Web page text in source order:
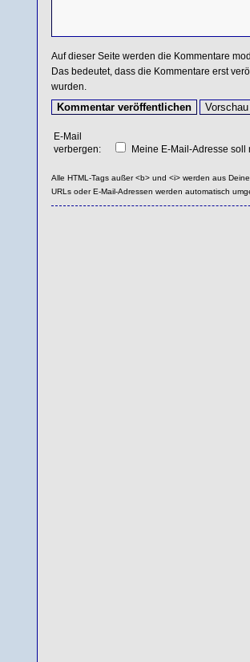
Auf dieser Seite werden die Kommentare
Das bedeutet, dass die Kommentare erst
wurden.
E-Mail
verbergen:
Meine E-Mail-Adresse soll
Alle HTML-Tags außer <b> und <i> werden aus
URLs oder E-Mail-Adressen werden automatisch